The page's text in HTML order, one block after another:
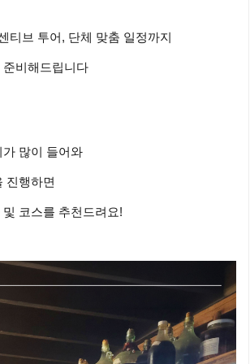
티브 투어, 단체 맞춤 일정까지
비해드립니다
많이 들어와
진행하면
코스를 추천드려요!